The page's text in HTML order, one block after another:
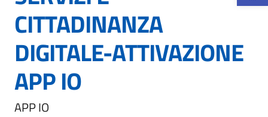
CITTADINANZA
DIGITALE-ATTIVAZIONE
APP IO
APP IO